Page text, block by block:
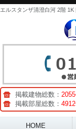
掲載建物総数：
掲載部屋総数：
Main menu
HOME